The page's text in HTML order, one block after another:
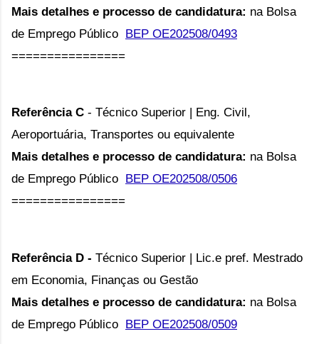
Mais detalhes e processo de candidatura: naBolsa
de Emprego Público BEP OE202508/0493
================
Referência C - Técnico Superior | Eng. Civil,
Aeroportuária, Transportes ou equivalente
Mais detalhes e processo de candidatura: naBolsa
de Emprego Público BEP OE202508/0506
================
Referência D - Técnico Superior | Lic.e pref. Mestrado
em Economia, Finanças ou Gestão
Mais detalhes e processo de candidatura: na Bolsa
de Emprego Público BEP OE202508/0509